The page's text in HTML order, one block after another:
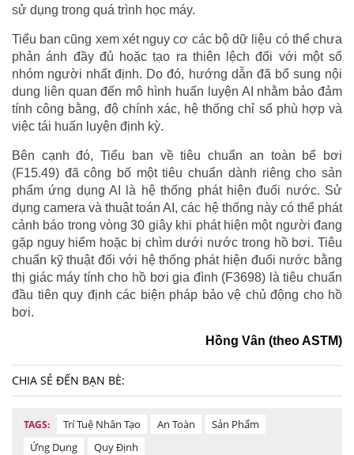
sử dụng trong quá trình học máy.
Tiểu ban cũng xem xét nguy cơ các bộ dữ liệu có thể chưa
phản ánh đầy đủ hoặc tạo ra thiên lệch đối với một số
nhóm người nhất định. Do đó, hướng dẫn đã bổ sung nội
dung liên quan đến mô hình huấn luyện AI nhằm bảo đảm
tính công bằng, độ chính xác, hệ thống chỉ số phù hợp và
việc tái huấn luyện định kỳ.
Bên cạnh đó, Tiểu ban về tiêu chuẩn an toàn bể bơi
(F15.49) đã công bố một tiêu chuẩn dành riêng cho sản
phẩm ứng dụng AI là hệ thống phát hiện đuối nước. Sử
dụng camera và thuật toán AI, các hệ thống này có thể phát
cảnh báo trong vòng 30 giây khi phát hiện một người đang
gặp nguy hiểm hoặc bị chìm dưới nước trong hồ bơi. Tiêu
chuẩn kỹ thuật đối với hệ thống phát hiện đuối nước bằng
thị giác máy tính cho hồ bơi gia đình (F3698) là tiêu chuẩn
đầu tiên quy định các biện pháp bảo vệ chủ động cho hồ
bơi.
Hồng Vân (theo ASTM)
CHIA SẺ ĐẾN BẠN BÈ:
TAGS: Trí Tuệ Nhân Tạo An Toàn
Sản Phẩm
Ứng Dụng
Quy Định